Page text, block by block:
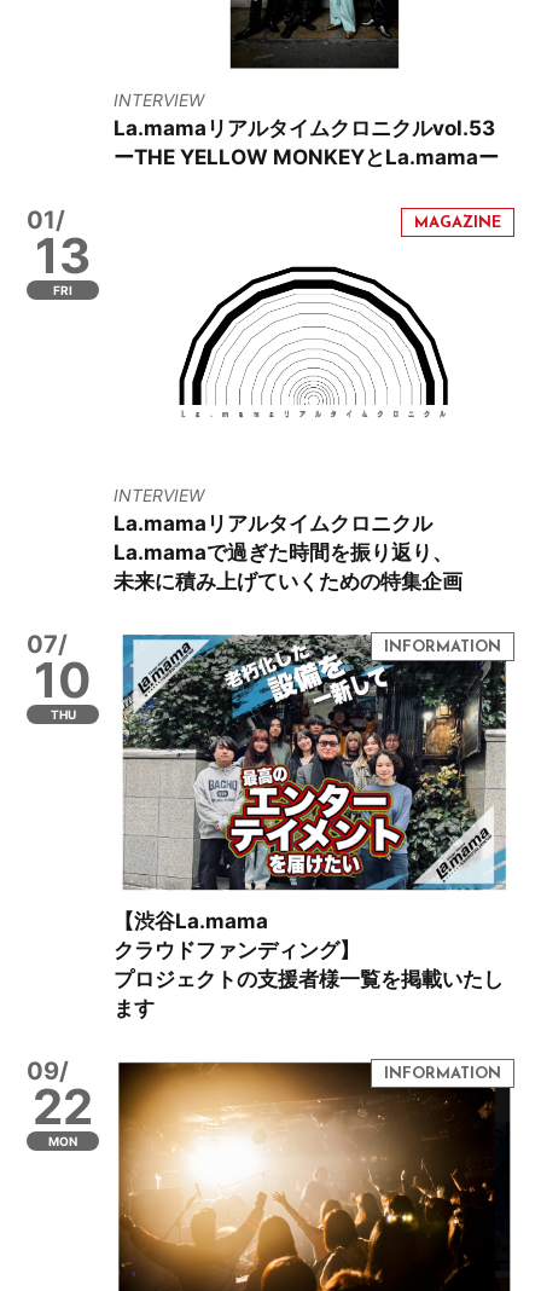
INTERVIEW
La.mamaリアルタイムクロニクルvol.53
ーTHE YELLOW MONKEYとLa.mamaー
01/
13
FRI
INTERVIEW
La.mamaリアルタイムクロニクル
La.mamaで過ぎた時間を振り返り、
未来に積み上げていくための特集企画
07/
10
THU
【渋谷La.mama
クラウドファンディング】
プロジェクトの支援者様一覧を掲載いたし
ます
09/
22
MON